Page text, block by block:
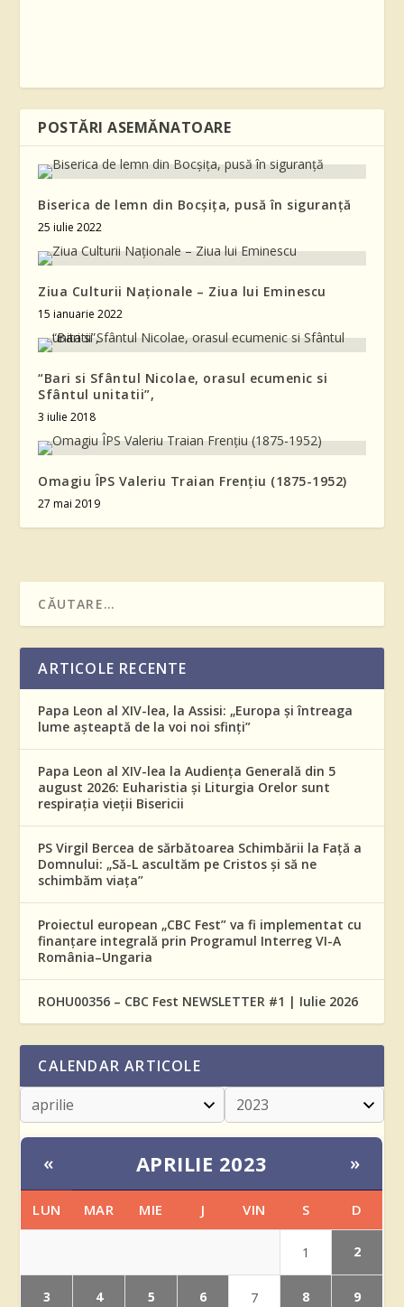
POSTĂRI ASEMĂNATOARE
Biserica de lemn din Bocșița, pusă în siguranță
25 iulie 2022
Ziua Culturii Naționale – Ziua lui Eminescu
15 ianuarie 2022
“Bari si Sfântul Nicolae, orasul ecumenic si
Sfântul unitatii”,
3 iulie 2018
Omagiu ÎPS Valeriu Traian Frenţiu (1875-1952)
27 mai 2019
ARTICOLE RECENTE
Papa Leon al XIV-lea, la Assisi: „Europa și întreaga
lume așteaptă de la voi noi sfinți”
Papa Leon al XIV-lea la Audiența Generală din 5
august 2026: Euharistia și Liturgia Orelor sunt
respirația vieții Bisericii
PS Virgil Bercea de sărbătoarea Schimbării la Față a
Domnului: „Să-L ascultăm pe Cristos și să ne
schimbăm viața”
Proiectul european „CBC Fest” va fi implementat cu
finanțare integrală prin Programul Interreg VI-A
România–Ungaria
ROHU00356 – CBC Fest NEWSLETTER #1 | Iulie 2026
CALENDAR ARTICOLE
« APRILIE 2023 »
LUN MAR MIE J VIN S D
1 2
3 4 5 6 7 8 9